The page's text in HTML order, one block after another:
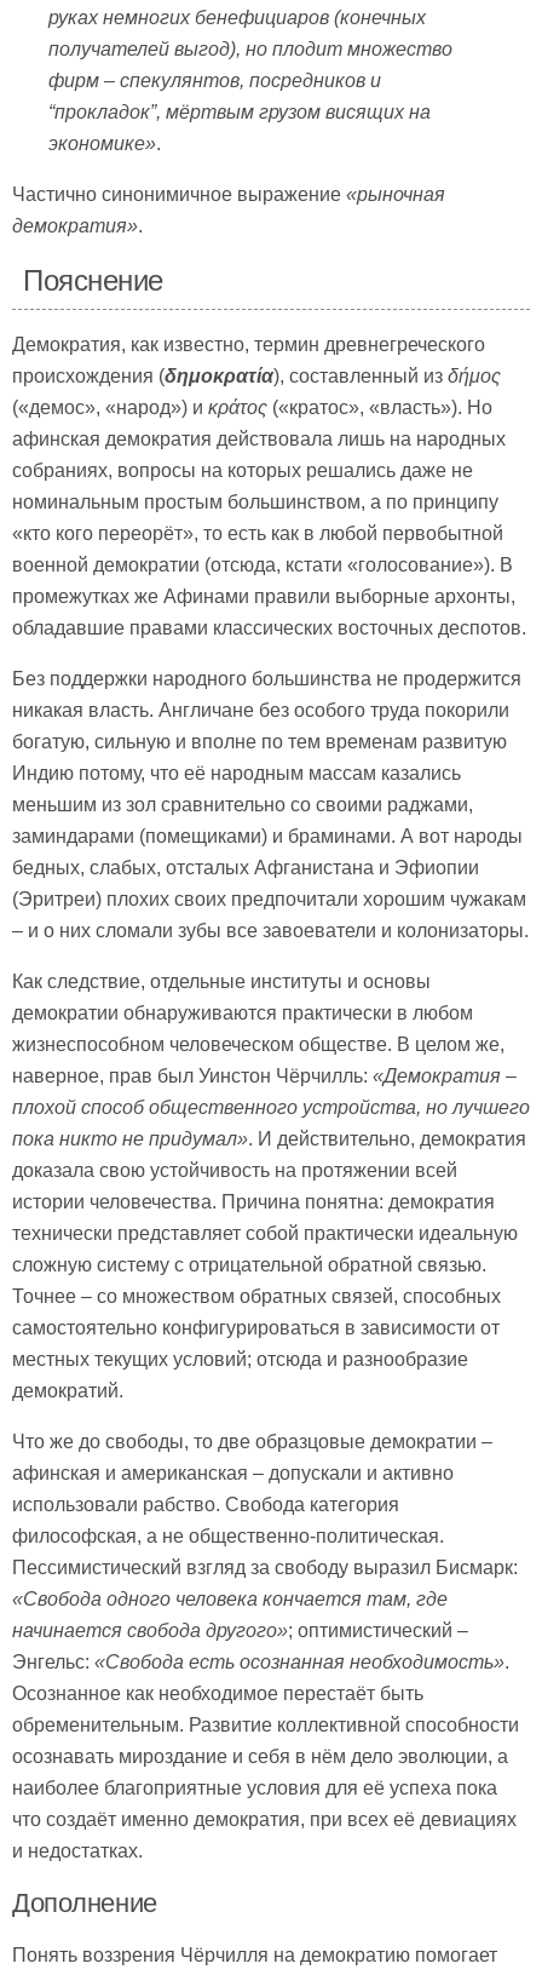
руках немногих бенефициаров (конечных
получателей выгод), но плодит множество
фирм – спекулянтов, посредников и
“прокладок”, мёртвым грузом висящих на
экономике».
Частично синонимичное выражение «рыночная
демократия».
Пояснение
Демократия, как известно, термин древнегреческого
происхождения (δημοκρατία), составленный из δήμος
(«демос», «народ») и κράτος («кратос», «власть»). Но
афинская демократия действовала лишь на народных
собраниях, вопросы на которых решались даже не
номинальным простым большинством, а по принципу
«кто кого переорёт», то есть как в любой первобытной
военной демократии (отсюда, кстати «голосование»). В
промежутках же Афинами правили выборные архонты,
обладавшие правами классических восточных деспотов.
Без поддержки народного большинства не продержится
никакая власть. Англичане без особого труда покорили
богатую, сильную и вполне по тем временам развитую
Индию потому, что её народным массам казались
меньшим из зол сравнительно со своими раджами,
заминдарами (помещиками) и браминами. А вот народы
бедных, слабых, отсталых Афганистана и Эфиопии
(Эритреи) плохих своих предпочитали хорошим чужакам
– и о них сломали зубы все завоеватели и колонизаторы.
Как следствие, отдельные институты и основы
демократии обнаруживаются практически в любом
жизнеспособном человеческом обществе. В целом же,
наверное, прав был Уинстон Чёрчилль: «Демократия –
плохой способ общественного устройства, но лучшего
пока никто не придумал». И действительно, демократия
доказала свою устойчивость на протяжении всей
истории человечества. Причина понятна: демократия
технически представляет собой практически идеальную
сложную систему с отрицательной обратной связью.
Точнее – со множеством обратных связей, способных
самостоятельно конфигурироваться в зависимости от
местных текущих условий; отсюда и разнообразие
демократий.
Что же до свободы, то две образцовые демократии –
афинская и американская – допускали и активно
использовали рабство. Свобода категория
философская, а не общественно-политическая.
Пессимистический взгляд за свободу выразил Бисмарк:
«Свобода одного человека кончается там, где
начинается свобода другого»; оптимистический –
Энгельс: «Свобода есть осознанная необходимость».
Осознанное как необходимое перестаёт быть
обременительным. Развитие коллективной способности
осознавать мироздание и себя в нём дело эволюции, а
наиболее благоприятные условия для её успеха пока
что создаёт именно демократия, при всех её девиациях
и недостатках.
Дополнение
Понять воззрения Чёрчилля на демократию помогает